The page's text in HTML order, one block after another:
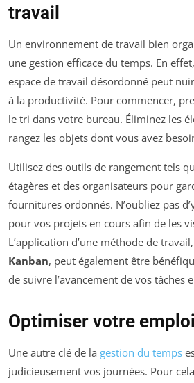
travail
Un environnement de travail bien
une gestion efficace du temps. En
espace de travail désordonné peut
à la productivité. Pour commencer,
le tri dans votre bureau. Éliminez les
rangez les objets dont vous avez
Utilisez des outils de rangement tels
étagères et des organisateurs pour
fournitures ordonnés. N’oubliez pas
pour vos projets en cours afin de les
L’application d’une méthode de
Kanban, peut également être
de suivre l’avancement de vos tâches
Optimiser votre
Une autre clé de la gestion du temps
judicieusement vos journées. Pour